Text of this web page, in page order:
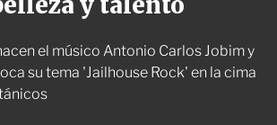
i
ó
el músico Antonio Carlos Jobim y
su tema 'Jailhouse Rock' en la cima